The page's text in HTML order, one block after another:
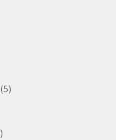
55
5